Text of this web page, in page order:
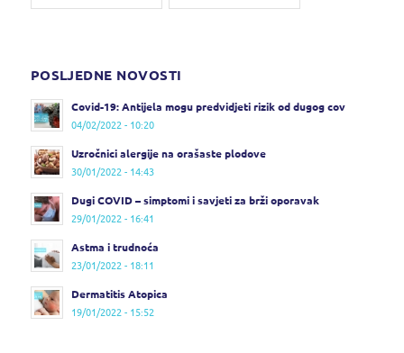
POSLJEDNE NOVOSTI
Covid-19: Antijela mogu predvidjeti rizik od dugog cov
04/02/2022 - 10:20
Uzročnici alergije na orašaste plodove
30/01/2022 - 14:43
Dugi COVID – simptomi i savjeti za brži oporavak
29/01/2022 - 16:41
Astma i trudnoća
23/01/2022 - 18:11
Dermatitis Atopica
19/01/2022 - 15:52